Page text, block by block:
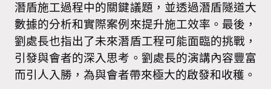
潛盾施工過程中的關鍵議題，並透過潛盾隧道大
數據的分析和實際案例來提升施工效率。最後，
劉處長也指出了未來潛盾工程可能面臨的挑戰，
引發與會者的深入思考。劉處長的演講內容豐富
而引人入勝，為與會者帶來極大的啟發和收穫。